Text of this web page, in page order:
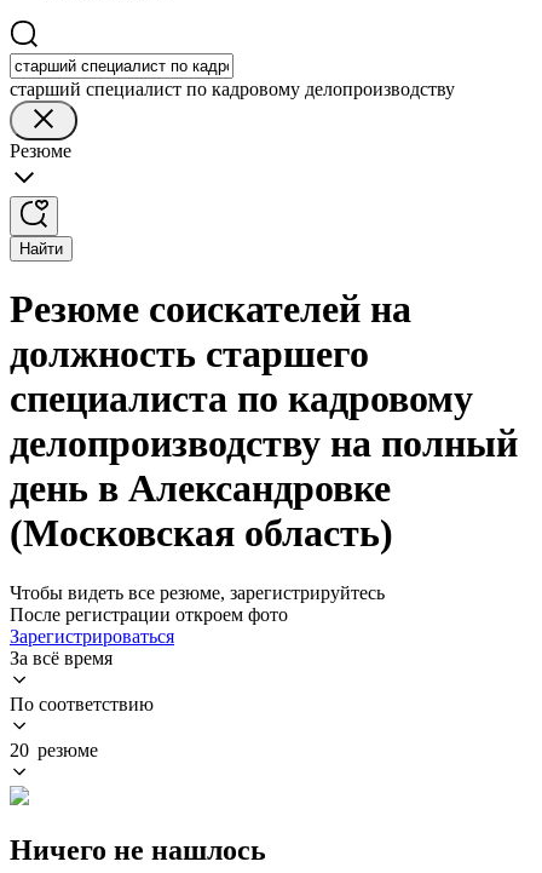
старший специалист по кадровому делопроизводству
Резюме
Найти
Резюме соискателей на
должность старшего
специалиста по кадровому
делопроизводству на полный
день в Александровке
(Московская область)
Чтобы видеть все резюме, зарегистрируйтесь
После регистрации откроем фото
Зарегистрироваться
За всё время
По соответствию
20 резюме
Ничего не нашлось